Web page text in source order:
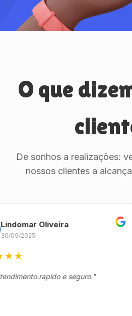
O que
De sonhos a realizações:
nossos clientes a
Oliveira
2025
e seguro."